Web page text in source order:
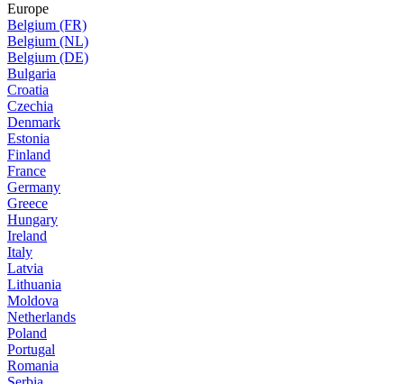
Europe
Belgium (FR)
Belgium (NL)
Belgium (DE)
Bulgaria
Croatia
Czechia
Denmark
Estonia
Finland
France
Germany
Greece
Hungary
Ireland
Italy
Latvia
Lithuania
Moldova
Netherlands
Poland
Portugal
Romania